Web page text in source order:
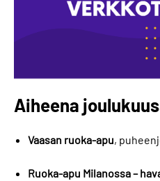
Aiheena
Vaasan ruoka-apu,
Ruoka-apu Milanossa –